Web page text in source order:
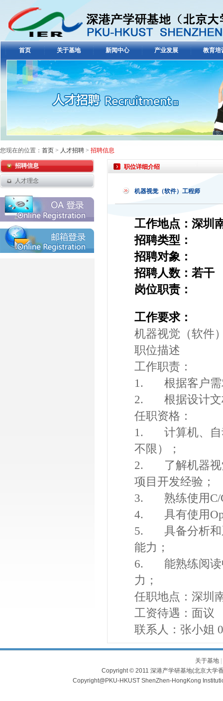
首页 关于基地 新闻中心 产业发展 教育培
您现在的位置： 首页 > 人才招聘 > 招聘信息
职位详细介绍
机器视觉（软件）工程师
工作地点：深圳
招聘类型：
招聘对象：
招聘人数：若干
岗位职责：
工作要求：
机器视觉（软件
职位描述
工作职责：
1. 根据客户需
2. 根据设计文
任职资格：
1. 计算机、自
不限）；
2. 了解机器视
项目开发经验；
3. 熟练使用C/
4. 具有使用
5. 具备分析和
能力；
6. 能熟练阅读
力；
任职地点：深圳
工资待遇：面议
联系人：张小姐
招聘信息
人才理念
关于基地|
Copyright © 2011 深港产学研基地(北京大学
Copyright@PKU-HKUST ShenZhen-HongKong